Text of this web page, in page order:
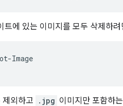
트에 있는 이미지를 모두 삭제하
Image
제외하고 .jpg 이미지만 포함하